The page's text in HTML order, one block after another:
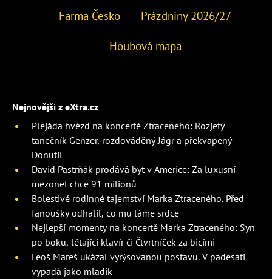
Farma Česko Prázdniny 2026/27
Houbová mapa
Nejnovější z eXtra.cz
Plejáda hvězd na koncertě Ztraceného: Rozjetý
tanečník Genzer, rozdováděný Jágr a překvapený
Donutil
David Pastrňák prodává byt v Americe: Za luxusní
mezonet chce 91 milionů
Bolestivé rodinné tajemství Marka Ztraceného. Před
fanoušky odhalil, co mu láme srdce
Nejlepší momenty na koncertě Marka Ztraceného: Syn
po boku, létající klavír či Čtvrtníček za bicími
Leoš Mareš ukázal vyrýsovanou postavu. V padesáti
vypadá jako mladík